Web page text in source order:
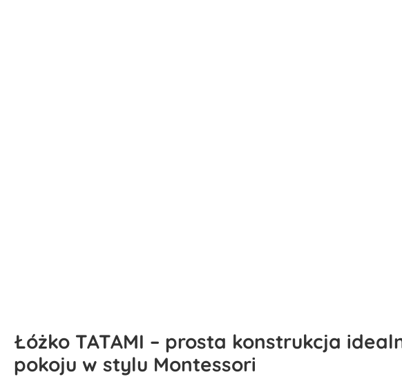
Łóżko TATAMI – prosta konstrukcja
pokoju w stylu Montessori